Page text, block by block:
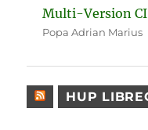
Multi-Version
Popa Adrian Marius
HUP